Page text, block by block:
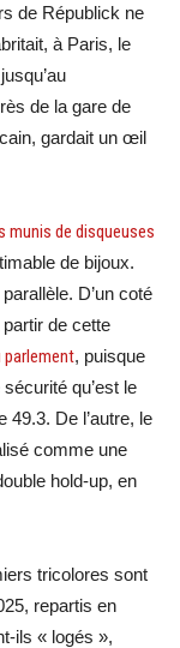
de Républick ne
à Paris, le
de la gare de
gardait un œil
munis de disqueuses
de bijoux.
D’un coté
partir de cette
parlement, puisque
qu’est le
49.3. De l’autre, le
comme une
hold-up, en
tricolores sont
repartis en
ils « logés »,